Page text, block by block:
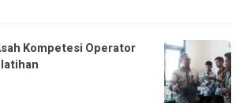
Kompetesi Operator